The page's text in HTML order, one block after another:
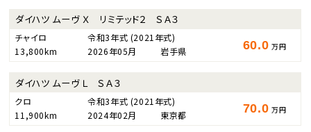
ダイハツ ムーヴ Ｘ リミテッド２ ＳＡ３
チャイロ 令和3年式 (2021年式)
13,800km
2026年05月 岩手県 60.0 万円
ダイハツ ムーヴ Ｌ ＳＡ３
クロ 令和3年式 (2021年式)
11,900km
2024年02月 東京都 70.0 万円